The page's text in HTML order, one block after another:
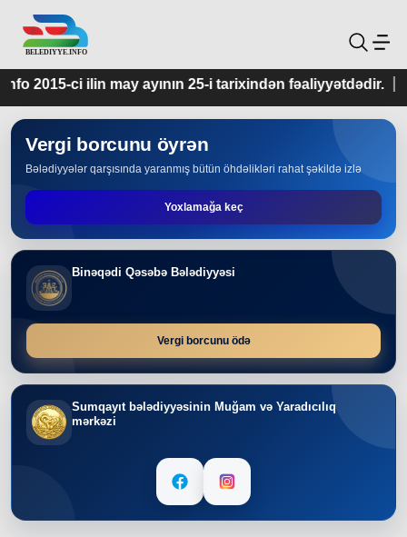
ayının 25-i tarixindən fəaliyyətdədir.
Vergi borcunu öyrən
Bələdiyyələr qarşısında yaranmış bütün öhdəlikləri rahat şəkildə izlə
Yoxlamağa keç
Binəqədi Qəsəbə Bələdiyyəsi
Vergi borcunu ödə
Sumqayıt bələdiyyəsinin Muğam və Yaradıcılıq
mərkəzi